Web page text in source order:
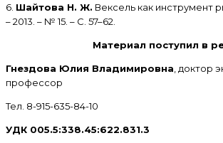
6. Шайтова Н. Ж. Вексель как инструмент
– 2013. – № 15. – С. 57–62.
Материал поступил в
Гнездова Юлия Владимировна , доктор
профессор
Тел. 8-915-635-84-10
УДК 005.5:338.45:622.831.3